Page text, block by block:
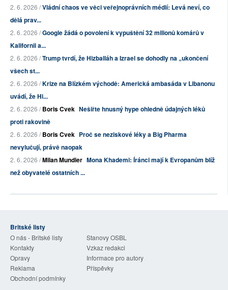
2. 6. 2026 /Vládní chaos ve věci veřejnoprávních médií: Levá neví, co
dělá prav...
2. 6. 2026 /Google žádá o povolení k vypuštění 32 milionů komárů v
Kalifornii a...
2. 6. 2026 /Trump tvrdí, že Hizballáh a Izrael se dohodly na „ukončení
všech st...
2. 6. 2026 /Krize na Blízkém východě: Americká ambasáda v Libanonu
uvádí, že Hi...
2. 6. 2026 /Boris Cvek Nešiřte hnusný hype ohledně údajných léků
proti rakovině
2. 6. 2026 /Boris Cvek Proč se neziskové léky a Big Pharma
nevylučují, právě naopak
2. 6. 2026 /Milan Mundier Mona Khademi: Íránci mají k Evropanům blíž
než obyvatelé ostatních ...
Britské listy
O nás - Britské listy
Stanovy OSBL
Kontakty
Vzkaz redakci
Opravy
Informace pro autory
Reklama
Příspěvky
Obchodní podmínky